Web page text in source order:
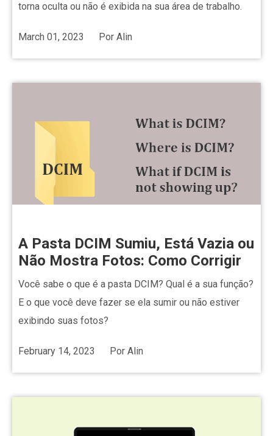
torna oculta ou não é exibida na sua área de trabalho.
March 01, 2023 Por Alin
A Pasta DCIM Sumiu, Está Vazia ou
Não Mostra Fotos: Como Corrigir
Você sabe o que é a pasta DCIM? Qual é a sua função?
E o que você deve fazer se ela sumir ou não estiver
exibindo suas fotos?
February 14, 2023 Por Alin